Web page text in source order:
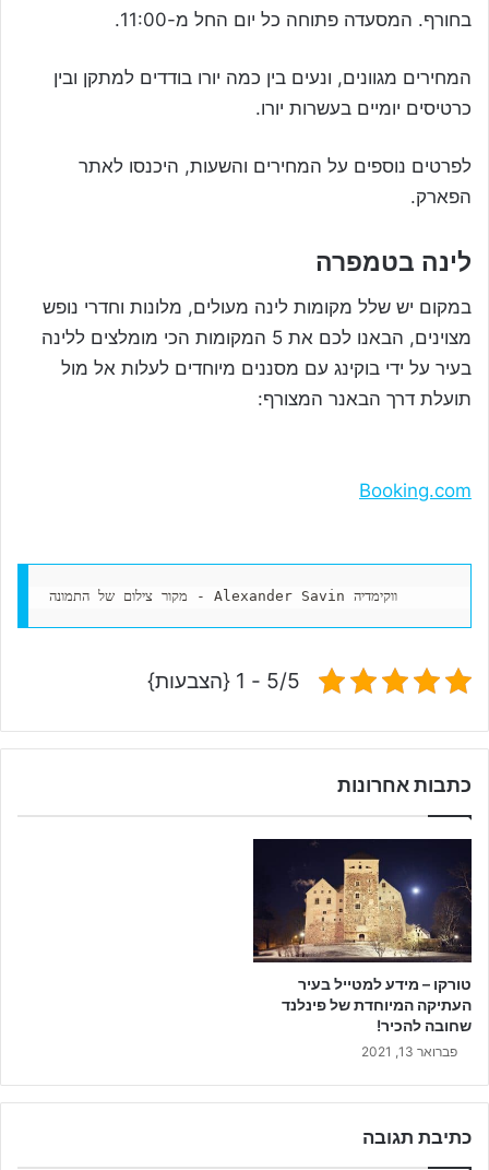
בחורף. המסעדה פתוחה כל יום החל מ-11:00.
המחירים מגוונים, ונעים בין כמה יורו בודדים למתקן ובין
כרטיסים יומיים בעשרות יורו.
לפרטים נוספים על המחירים והשעות, היכנסו לאתר
הפארק.
לינה בטמפרה
במקום יש שלל מקומות לינה מעולים, מלונות וחדרי נופש
מצוינים, הבאנו לכם את 5 המקומות הכי מומלצים ללינה
בעיר על ידי בוקינג עם מסננים מיוחדים לעלות אל מול
תועלת דרך הבאנר המצורף:
Booking.com
מקור צילום של התמונה - Alexander Savin ווקימדיה
5/5 - 1 {הצבעות}
כתבות אחרונות
טורקו – מידע למטייל בעיר
העתיקה המיוחדת של פינלנד
שחובה להכיר!
פברואר 13, 2021
כתיבת תגובה